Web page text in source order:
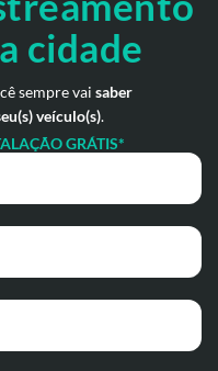
cidade
sempre vai saber
veículo(s).
GRÁTIS*